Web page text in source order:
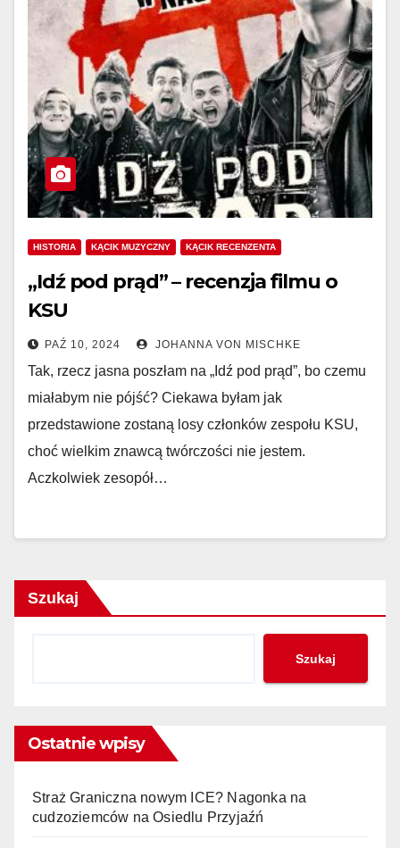
HISTORIA KĄCIK MUZYCZNY KĄCIK RECENZENTA
„Idź pod prąd” – recenzja filmu o
KSU
PAŹ 10, 2024 JOHANNA VON MISCHKE
Tak, rzecz jasna poszłam na „Idź pod prąd”, bo czemu
miałabym nie pójść? Ciekawa byłam jak
przedstawione zostaną losy członków zespołu KSU,
choć wielkim znawcą twórczości nie jestem.
Aczkolwiek zesopół…
Szukaj
Szukaj
Ostatnie wpisy
Straż Graniczna nowym ICE? Nagonka na
cudzoziemców na Osiedlu Przyjaźń